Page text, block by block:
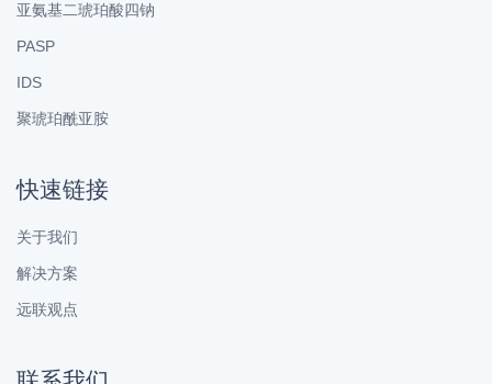
亚氨基二琥珀酸四钠
PASP
IDS
聚琥珀酰亚胺
快速链接
关于我们
解决方案
远联观点